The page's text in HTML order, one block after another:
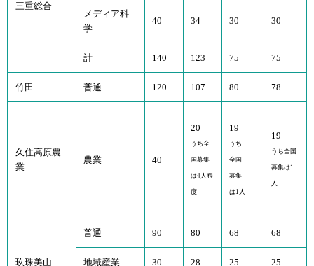
三重総合
メディア科
学
40 34 30 30
計 140 123 75 75
竹田 普通 120 107 80 78
久住高原農
業
農業 40
20
うち全
国募集
は4人程
度
19
うち
全国
募集
は1人
19
うち全国
募集は1
人
玖珠美山
普通 90 80 68 68
地域産業 30 28 25 25